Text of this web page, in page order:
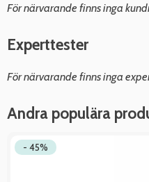
För närvarande finns inga
Experttester
För närvarande finns inga
Andra populära
- 45%